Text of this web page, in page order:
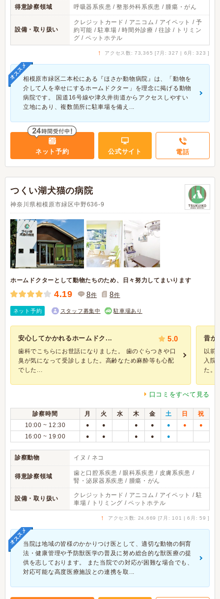
得意診察領域 呼吸器系疾患 / 整形外科系疾患 / 腫瘍・がん
設備・取り扱い
クレジットカード / アニコム / アイペット / 予
約可能 / 駐車場 / 時間外診療 / 往診 / トリミン
グ / ペットホテル
↑ アクセス数: 73,365 [7月: 327 | 6月: 323 ]
オススメ相模原市緑区二本松にある『ほさか動物病院』は、「動物を
介して人を幸せにするホームドクター」を理念に掲げる動物
病院です。 国道16号線や津久井街道からアクセスしやすい
立地にあり、複数箇所に駐車場を備え...
ネット予約 公式サイト 電話
つくい湖犬猫の病院
神奈川県相模原市緑区中野636-9
ホームドクターとして動物たちのため、日々努力してまいります
4.19 8件 8件
ネット予約 スタッフ募集中 駐車場あり
安心してかかれるホームドク... 5.0
歯科でこちらにお世話になりました。 歯のぐらつきや口
臭が気になって受診しました。高齢なため麻酔等も心配
でした...
昔か
以前
入院
た。
口コミをすべて見る
診察時間 月 火 水 木 金 土 日
祝
10:00 ~ 12:30
● ● ● ● ● ● ●
16:00 ~ 19:00 ● ● ● ● ●
診察動物 イヌ / ネコ
得意診察領域
歯と口腔系疾患 / 眼科系疾患 / 皮膚系疾患 /
腎・泌尿器系疾患 / 腫瘍・がん
設備・取り扱い
クレジットカード / アニコム / アイペット / 駐
車場 / トリミング / ペットホテル
↑ アクセス数: 24,669 [7月: 101 | 6月: 59 ]
オススメ当院は地域の皆様のかかりつけ医として、適切な動物の飼育
法・健康管理や予防獣医学の普及に努め総合的な獣医療の提
供を志しております。 また当院での対応が困難な場合でも、
対応可能な高度医療施設との連携を取...